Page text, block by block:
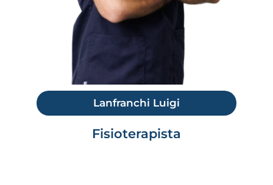
Lanfranchi Luigi
Fisioterapista